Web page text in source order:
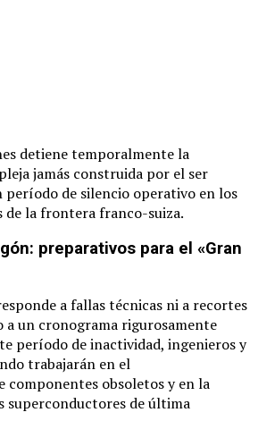
detiene temporalmente la
jamás construida por el ser
período de silencio operativo en los
de la frontera franco-suiza.
preparativos para el «Gran
a fallas técnicas ni a recortes
a un cronograma rigurosamente
período de inactividad, ingenieros y
trabajarán en el
componentes obsoletos y en la
superconductores de última